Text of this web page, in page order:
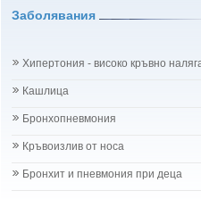
Заболявания
Хипертония - високо кръвно
Кашлица
Бронхопневмония
Кръвоизлив от носа
Бронхит и пневмония при деца